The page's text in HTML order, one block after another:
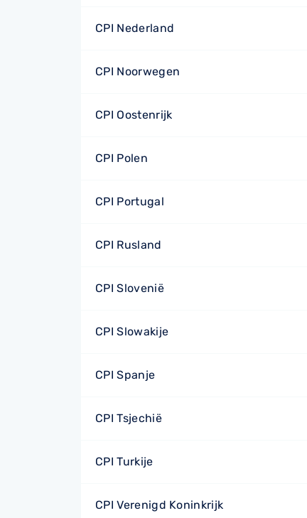
CPI Nederland
CPI Noorwegen
CPI Oostenrijk
CPI Polen
CPI Portugal
CPI Rusland
CPI Slovenië
CPI Slowakije
CPI Spanje
CPI Tsjechië
CPI Turkije
CPI Verenigd Koninkrijk